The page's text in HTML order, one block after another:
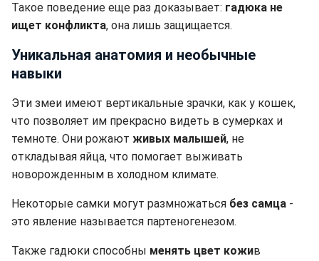
Такое поведение еще раз доказывает: гадюка не
ищет конфликта, она лишь защищается.
Уникальная анатомия и необычные
навыки
Эти змеи имеют вертикальные зрачки, как у кошек,
что позволяет им прекрасно видеть в сумерках и
темноте. Они рожают живых малышей, не
откладывая яйца, что помогает выживать
новорожденным в холодном климате.
Некоторые самки могут размножаться без самца -
это явление называется партеногенезом.
Также гадюки способны менять цвет кожив